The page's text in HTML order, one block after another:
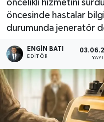
öncelikli hizmetini
öncesinde hastalar
durumunda jeneratör
ENGIN BATI
EDITÖR